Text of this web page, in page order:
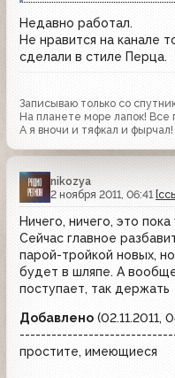
Недавно работал.
Не нравится на канале
сделали в стиле Перца.
Записываю только со
На планете море лапок! Все
А я вночи и тяфкал и фырчал!
nikozya
2 ноября 2011, 06:41
Ничего, ничего, это
Сейчас главное
парой-тройкой новых,
будет в шляпе. А
поступает, так держать
Добавлено (02.11.2011,
простите, имеющиеся